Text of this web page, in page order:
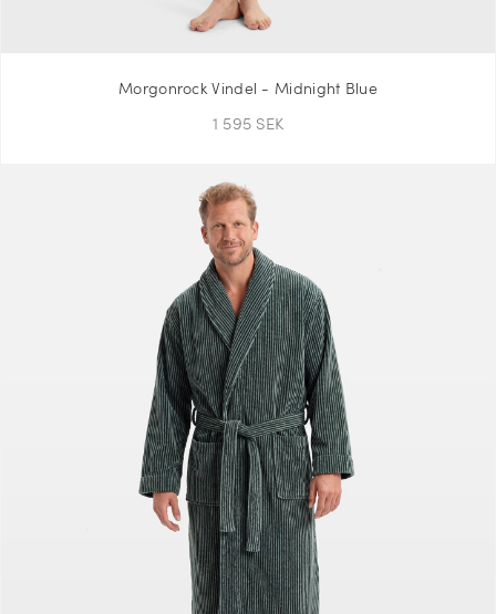
Morgonrock Vindel - Midnight Blue
1 595 SEK